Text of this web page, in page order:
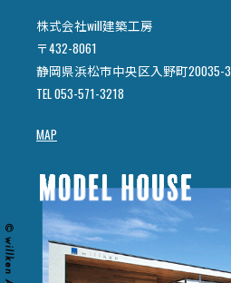
株式会社will建築工房
〒432-8061
静岡県浜松市中央区入野町20035-3
TEL 053-571-3218
MAP